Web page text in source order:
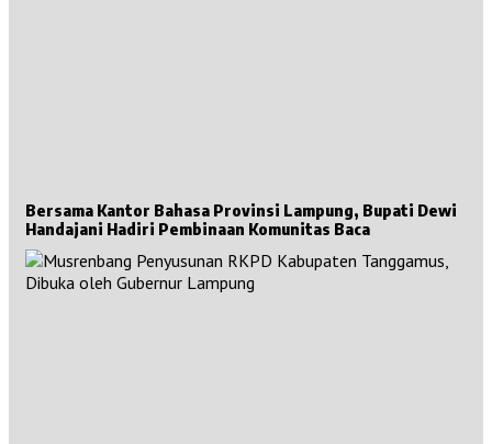
Bersama Kantor Bahasa Provinsi Lampung, Bupati Dewi
Handajani Hadiri Pembinaan Komunitas Baca